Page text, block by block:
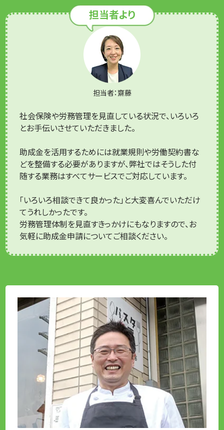
担当者より
担当者：齋藤
社会保険や労務管理を見直している状況で、いろいろ
とお手伝いさせていただきました。
助成金を活用するためには就業規則や労働契約書な
どを整備する必要がありますが、弊社ではそうした付
随する業務はすべてサービスでご対応しています。
「いろいろ相談できて良かった」と大変喜んでいただけ
てうれしかったです。
労務管理体制を見直すきっかけにもなりますので、お
気軽に助成金申請についてご相談ください。